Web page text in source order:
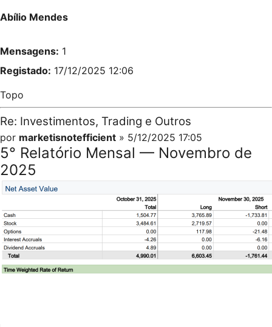
Abílio Mendes
Mensagens: 1
Registado: 17/12/2025 12:06
Topo
Re: Investimentos, Trading e Outros
por marketisnotefficient » 5/12/2025 17:05
5° Relatório Mensal — Novembro de
2025